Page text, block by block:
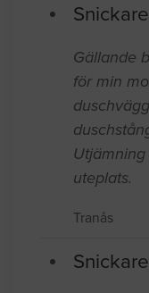
Snickare
Gällande
för min
uteplats.
Tranås
Snickare